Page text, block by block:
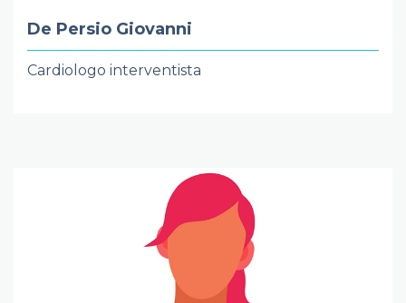
De Persio Giovanni
Cardiologo interventista